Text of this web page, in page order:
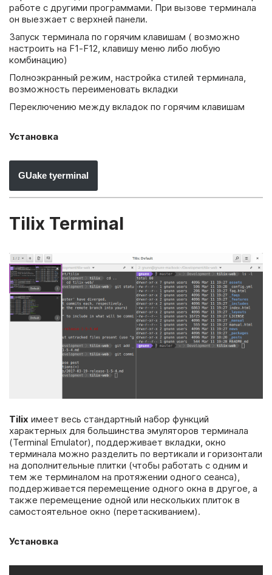
работе с другими программами. При вызове терминала
он выезжает с верхней панели.
Запуск терминала по горячим клавишам ( возможно
настроить на F1-F12, клавишу меню либо любую
комбинацию)
Полноэкранный режим, настройка стилей терминала,
возможность переименовать вкладки
Переключению между вкладок по горячим клавишам
Установка
GUake tyerminal
Tilix Terminal
Tilix имеет весь стандартный набор функций
характерных для большинства эмуляторов терминала
(Terminal Emulator), поддерживает вкладки, окно
терминала можно разделить по вертикали и горизонтали
на дополнительные плитки (чтобы работать с одним и
тем же терминалом на протяжении одного сеанса),
поддерживается перемещение одного окна в другое, а
также перемещение одной или нескольких плиток в
самостоятельное окно (перетаскиванием).
Установка